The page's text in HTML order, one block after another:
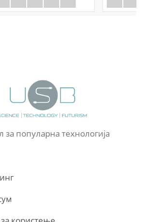
за популарна технологија